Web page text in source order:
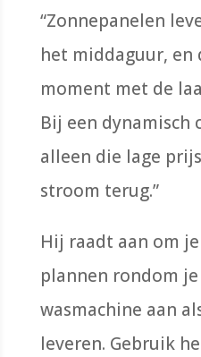
“Zonnepanelen
het middaguur, en
moment met de
Bij een dynamisch
alleen die lage
stroom terug.”
Hij raadt aan om
plannen rondom je
wasmachine aan
leveren. Gebruik